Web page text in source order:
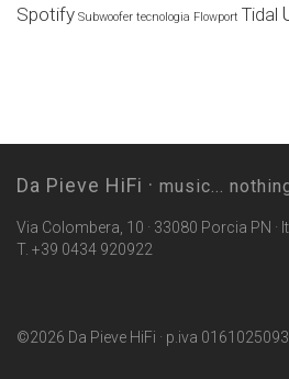
Spotify Subwoofer tecnologia Flowport Tidal
Da Pieve HiFi · music...
Via Colombera, 10 · 33080 Porcia PN ·
T. +39 0434 920922
©2026 Da Pieve HiFi · p.iva